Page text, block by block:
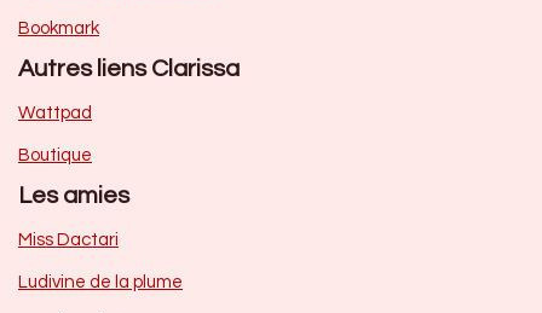
Bookmark
Autres liens Clarissa
Wattpad
Boutique
Les amies
Miss Dactari
Ludivine de la plume